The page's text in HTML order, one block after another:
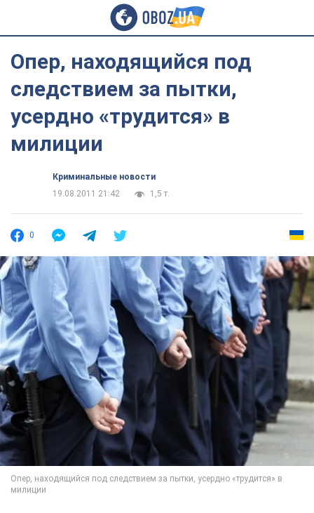
Опер, находящийся под
следствием за пытки,
усердно «трудится» в
милиции
Криминальные новости
19.08.2011 21:42
1,5 т.
0